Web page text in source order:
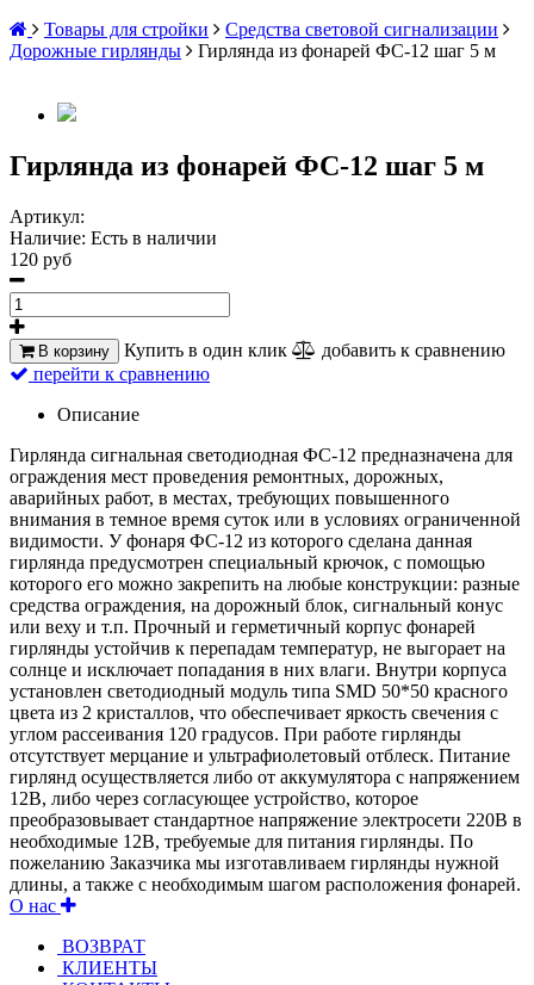
Товары для стройки
Средства световой сигнализации
Дорожные гирлянды
Гирлянда из фонарей ФС-12 шаг 5 м
Гирлянда из фонарей ФС-12 шаг 5 м
Артикул:
Наличие: Есть в наличии
120 руб
В корзину Купить в один клик
добавить к сравнению
перейти к сравнению
Описание
Гирлянда сигнальная светодиодная ФС-12 предназначена для
ограждения мест проведения ремонтных, дорожных,
аварийных работ, в местах, требующих повышенного
внимания в темное время суток или в условиях ограниченной
видимости. У фонаря ФС-12 из которого сделана данная
гирлянда предусмотрен специальный крючок, с помощью
которого его можно закрепить на любые конструкции: разные
средства ограждения, на дорожный блок, сигнальный конус
или веху и т.п. Прочный и герметичный корпус фонарей
гирлянды устойчив к перепадам температур, не выгорает на
солнце и исключает попадания в них влаги. Внутри корпуса
установлен светодиодный модуль типа SMD 50*50 красного
цвета из 2 кристаллов, что обеспечивает яркость свечения с
углом рассеивания 120 градусов. При работе гирлянды
отсутствует мерцание и ультрафиолетовый отблеск. Питание
гирлянд осуществляется либо от аккумулятора с напряжением
12В, либо через согласующее устройство, которое
преобразовывает стандартное напряжение электросети 220В в
необходимые 12В, требуемые для питания гирлянды. По
пожеланию Заказчика мы изготавливаем гирлянды нужной
длины, а также с необходимым шагом расположения фонарей.
О нас
ВОЗВРАТ
КЛИЕНТЫ